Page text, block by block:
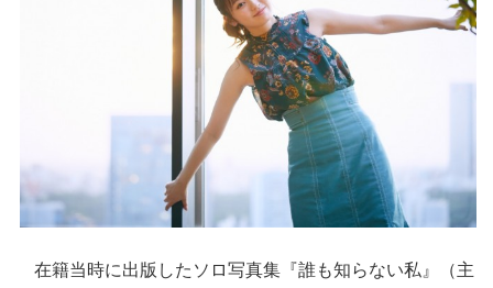
在籍当時に出版したソロ写真集『誰も知らない私』（主